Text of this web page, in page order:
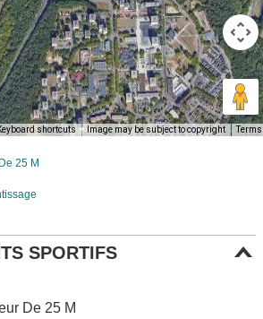
shortcuts Image may be subject to copyright Terms
25 M
SPORTIFS
De 25 M